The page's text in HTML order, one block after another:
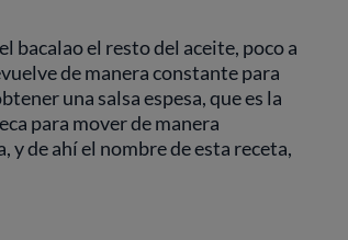
bacalao el resto del aceite, poco a
de manera constante para
una salsa espesa, que es la
para mover de manera
y de ahí el nombre de esta receta,